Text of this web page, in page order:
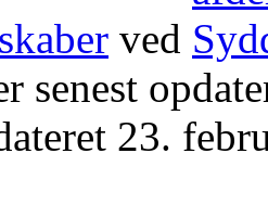
ved
senest
23.